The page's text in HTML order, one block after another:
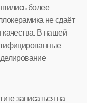
более
не сдаёт
качества. В нашей
записаться на